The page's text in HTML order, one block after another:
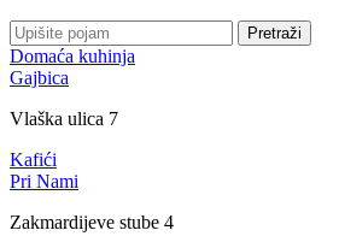
Pretraži
Domaća kuhinja
Gajbica
Vlaška ulica 7
Kafići
Pri Nami
Zakmardijeve stube 4